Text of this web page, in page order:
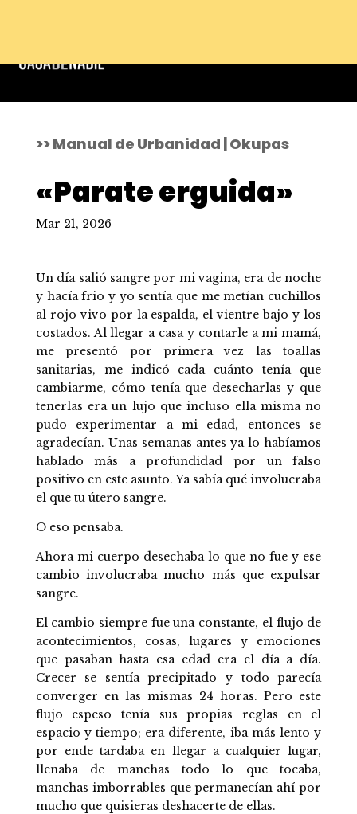
>> Manual de Urbanidad | Okupas
«Parate erguida»
Mar 21, 2026
Un día salió sangre por mi vagina, era de noche
y hacía frio y yo sentía que me metían cuchillos
al rojo vivo por la espalda, el vientre bajo y los
costados. Al llegar a casa y contarle a mi mamá,
me presentó por primera vez las toallas
sanitarias, me indicó cada cuánto tenía que
cambiarme, cómo tenía que desecharlas y que
tenerlas era un lujo que incluso ella misma no
pudo experimentar a mi edad, entonces se
agradecían. Unas semanas antes ya lo habíamos
hablado más a profundidad por un falso
positivo en este asunto. Ya sabía qué involucraba
el que tu útero sangre.
O eso pensaba.
Ahora mi cuerpo desechaba lo que no fue y ese
cambio involucraba mucho más que expulsar
sangre.
El cambio siempre fue una constante, el flujo de
acontecimientos, cosas, lugares y emociones
que pasaban hasta esa edad era el día a día.
Crecer se sentía precipitado y todo parecía
converger en las mismas 24 horas. Pero este
flujo espeso tenía sus propias reglas en el
espacio y tiempo; era diferente, iba más lento y
por ende tardaba en llegar a cualquier lugar,
llenaba de manchas todo lo que tocaba,
manchas imborrables que permanecían ahí por
mucho que quisieras deshacerte de ellas.